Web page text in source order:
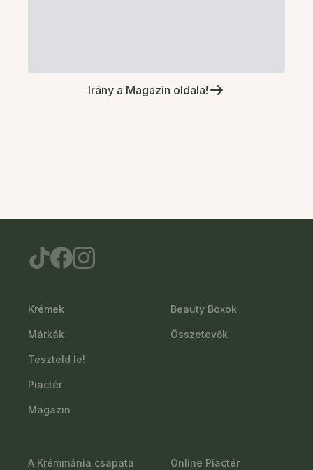
Irány a Magazin oldala!
Krémek
Márkák
Teszteld le!
Piactér
Magazin
Beauty Boxok
Összetevők
A Krémmánia csapata Online Piactér